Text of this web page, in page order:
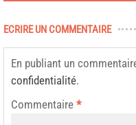
ECRIRE UN COMMENTAIRE
En publiant un
confidentialité.
Commentaire *